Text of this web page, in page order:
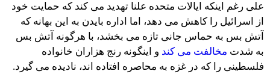
علی رغم اینکه ایالات متحده علنا تهدید می کند که حمایت خود
از اسرائیل را کاهش می دهد، اما اداره بایدن به این بهانه که
آتش بس به حماس جانی تازه می بخشد، با هرگونه آتش بس
به شدت مخالفت می کند و اینگونه رنج هزاران خانواده
فلسطینی را که در غزه به محاصره افتاده اند، نادیده می گیرد.